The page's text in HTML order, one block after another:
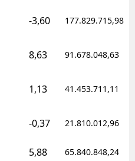
-3,60 177.829.715,98
8,63 91.678.048,63
1,13 41.453.711,11
-0,37 21.810.012,96
5,88 65.840.848,24